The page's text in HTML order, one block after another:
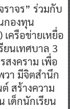
าจร” ร่วมกับ
กองทุน
ครือข่ายเหยื่อ
ยนเทศบาล 3
สงคราม เพื่อ
า มีจิตสำนึก
สร้างความ
เด็กนักเรียน